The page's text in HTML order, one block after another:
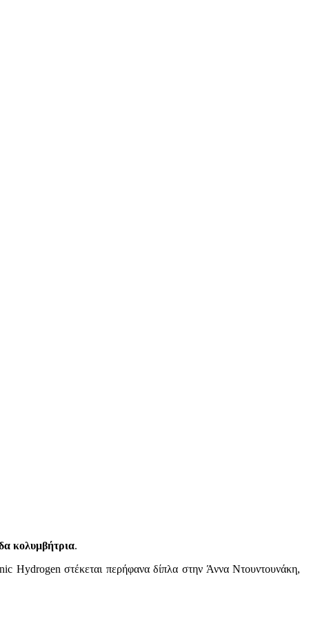
κολυμβήτρια.
Hydrogen στέκεται περήφανα δίπλα στην Άννα Ντουντουνάκη,